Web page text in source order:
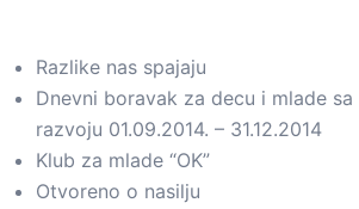
Razlike nas spajaju
Dnevni boravak za decu i mlade sa
razvoju 01.09.2014. – 31.12.2014
Klub za mlade “OK”
Otvoreno o nasilju